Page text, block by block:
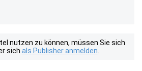
nutzen zu können, müssen Sie sich
sich als Publisher anmelden